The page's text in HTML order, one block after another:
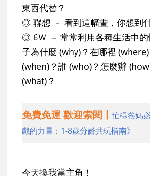
東西代替？
◎ 聯想 － 看到這幅畫，你想到
◎ 6Ｗ － 常常利用各種生活中
子為什麼 (why)？在哪裡
(when)？誰 (who)？怎麼辦
(what)？
免費免運 歡迎索閱丨忙碌爸媽
戲的力量：1-8歲分齡共玩指南》
今天換我當主角！